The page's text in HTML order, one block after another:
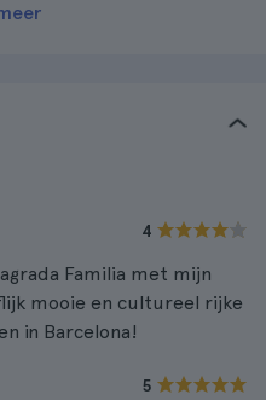
4
Familia met mijn
mooie en cultureel rijke
in Barcelona!
5